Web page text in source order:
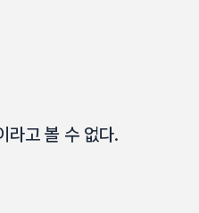
라고 볼 수 없다.